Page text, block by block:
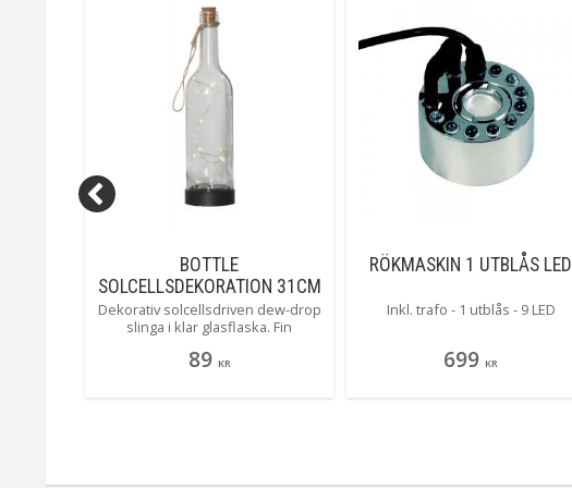
BOTTLE
SOLCELLSDEKORATION 31CM
TRANSPARENT IP44
Dekorativ solcellsdriven dew-drop
slinga i klar glasflaska. Fin
eller balkongen med.
89 KR
RÖKMASKIN 1 UTBLÅS LED
Inkl. trafo - 1 utblås - 9 LED
699 KR